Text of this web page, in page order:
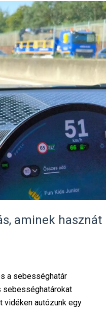
aminek hasznát
a sebességhatár
sebességhatárokat
autózunk egy